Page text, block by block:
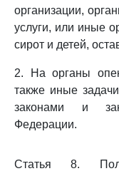
организации,
услуги, или иные
сирот и детей,
2. На органы
также иные
законами и
Федерации.
Статья 8.